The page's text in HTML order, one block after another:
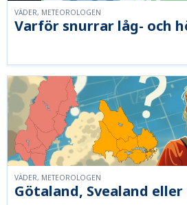
Varför snurrar låg- och
VÄDER, METEOROLOGEN
Götaland, Svealand
VÄDER, METEOROLOGEN